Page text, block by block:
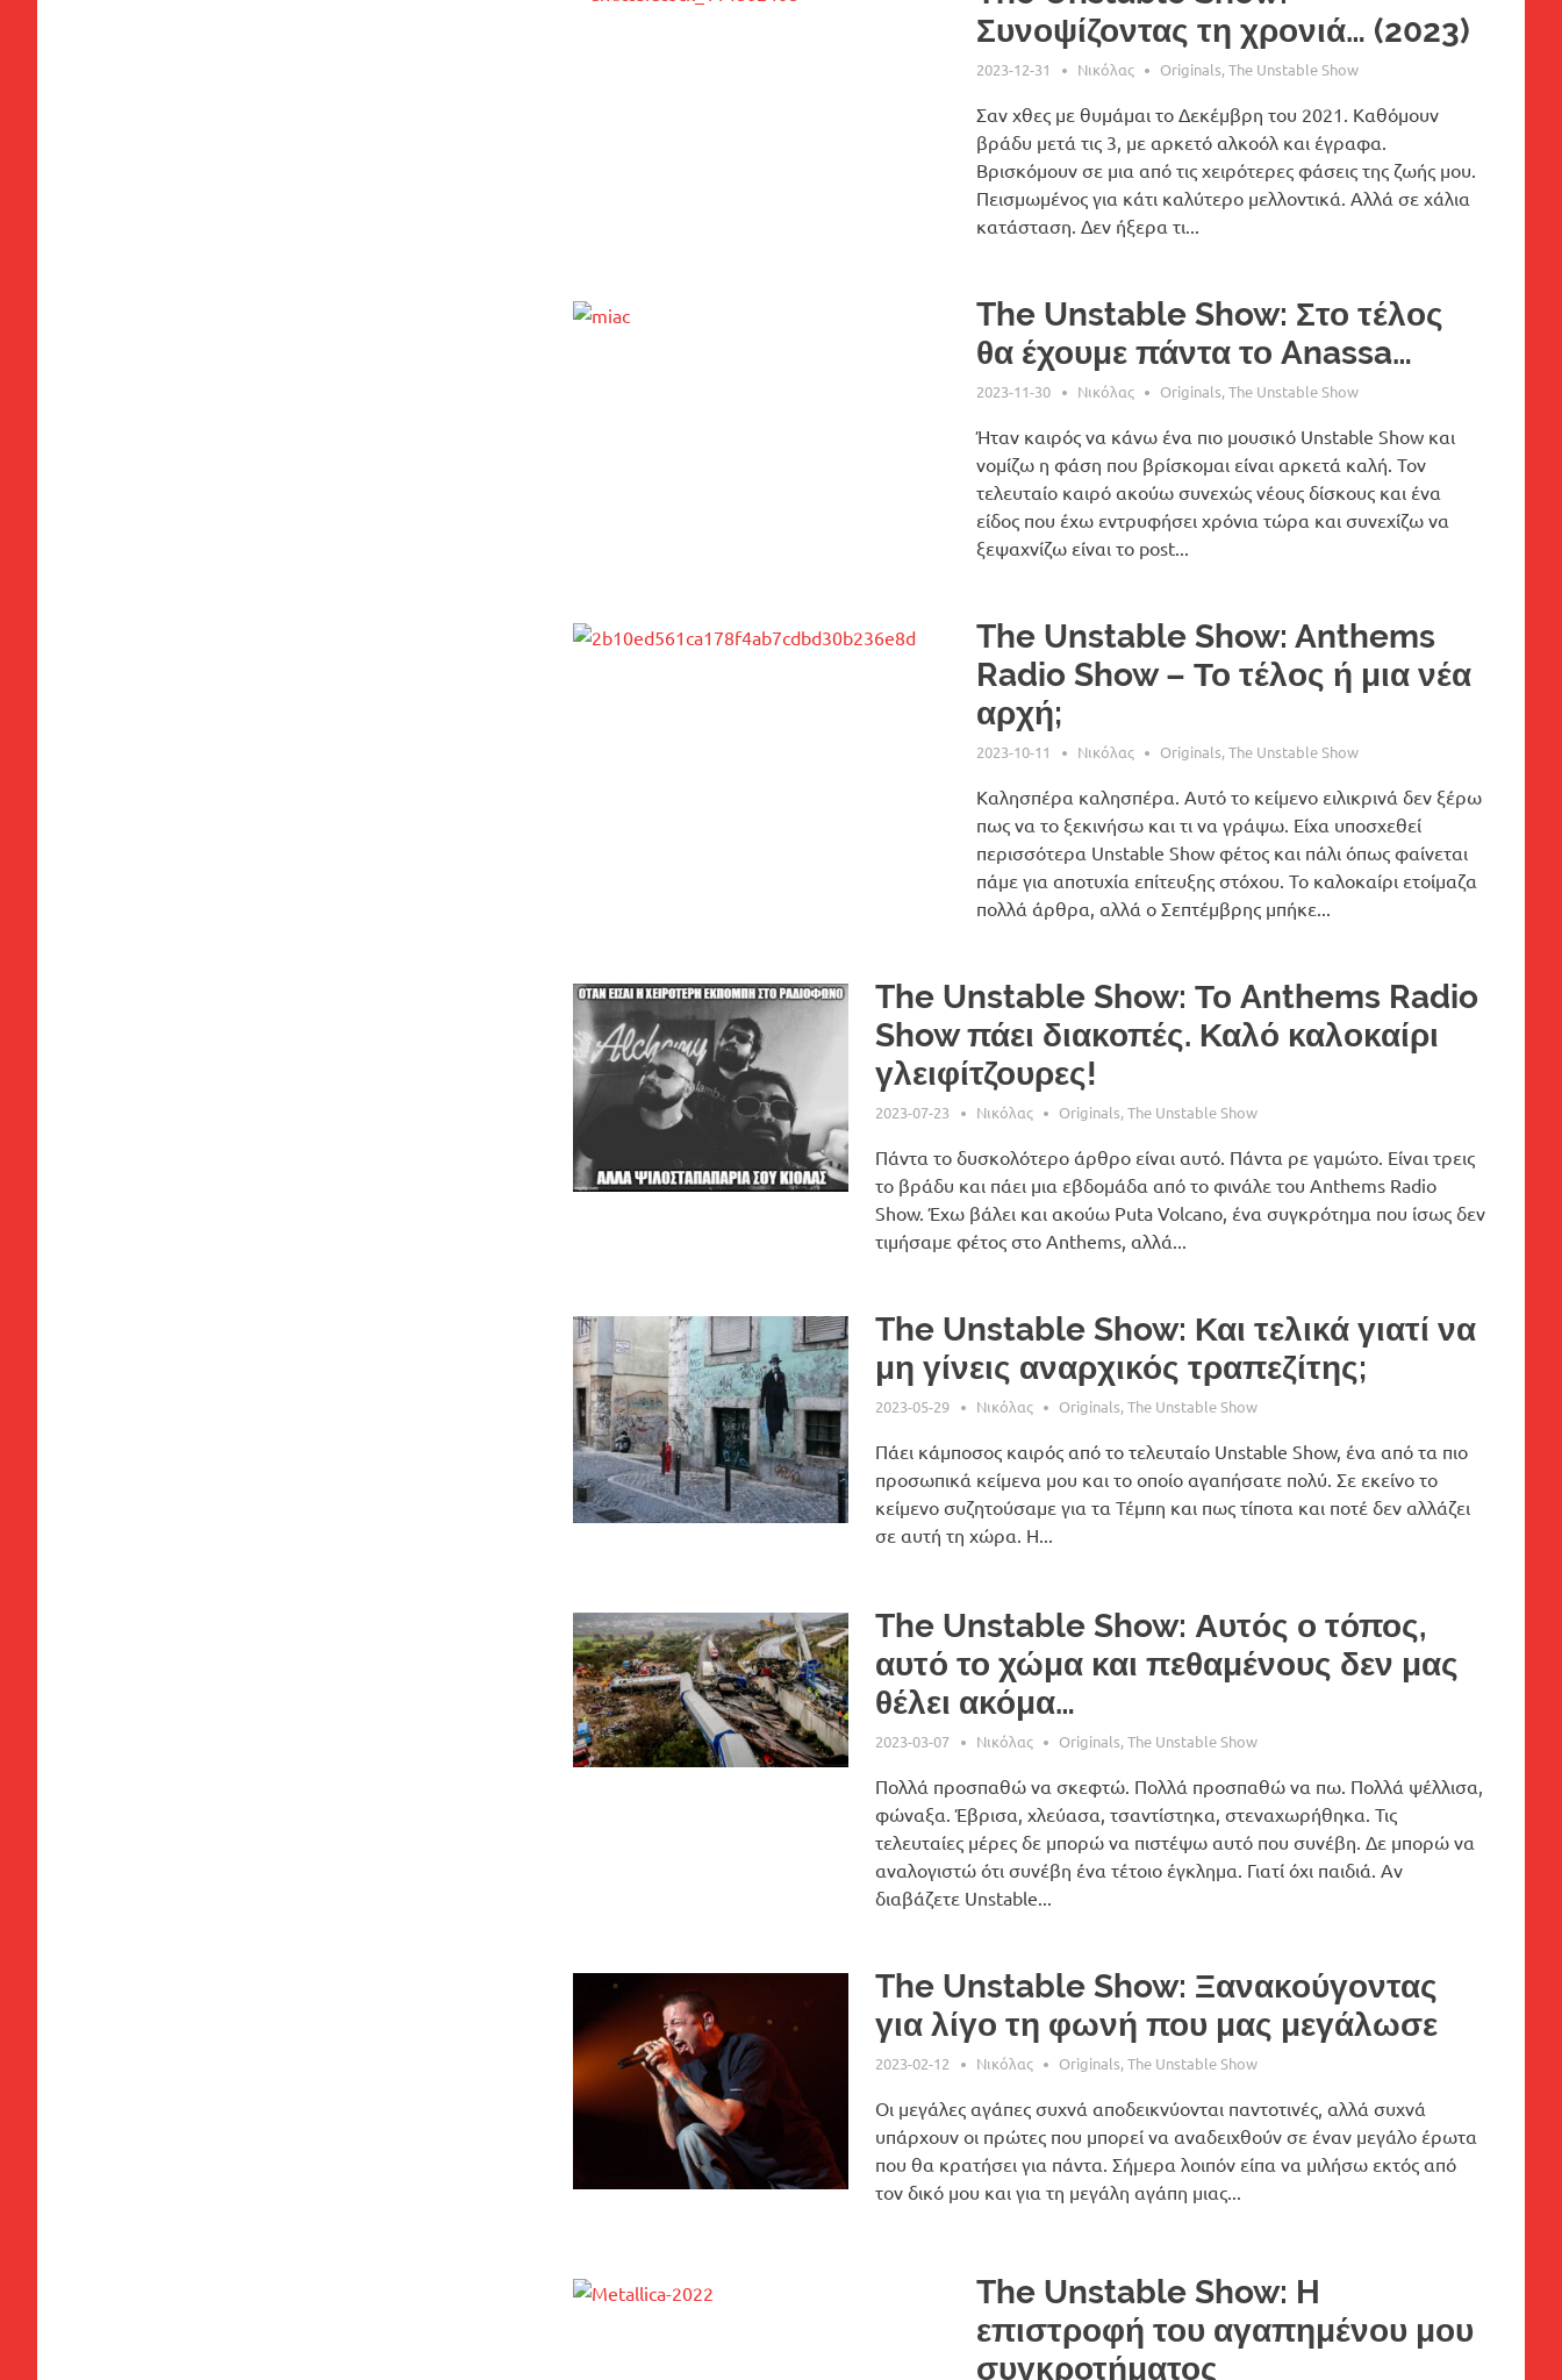
Συνοψίζοντας τη χρονιά… (2023)
2023-12-31 Νικόλας Originals,The Unstable Show
Σαν χθες με θυμάμαι το Δεκέμβρη του 2021. Καθόμουν
βράδυ μετά τις 3, με αρκετό αλκοόλ και έγραφα.
Βρισκόμουν σε μια από τις χειρότερες φάσεις της ζωής μου.
Πεισμωμένος για κάτι καλύτερο μελλοντικά. Αλλά σε χάλια
κατάσταση. Δεν ήξερα τι...
The Unstable Show: Στο τέλος
θα έχουμε πάντα το Anassa…
2023-11-30 Νικόλας Originals,The Unstable Show
Ήταν καιρός να κάνω ένα πιο μουσικό Unstable Show και
νομίζω η φάση που βρίσκομαι είναι αρκετά καλή. Τον
τελευταίο καιρό ακούω συνεχώς νέους δίσκους και ένα
είδος που έχω εντρυφήσει χρόνια τώρα και συνεχίζω να
ξεψαχνίζω είναι το post...
The Unstable Show: Anthems
Radio Show – Το τέλος ή μια νέα
αρχή;
2023-10-11 Νικόλας Originals,The Unstable Show
Kαλησπέρα καλησπέρα. Αυτό το κείμενο ειλικρινά δεν ξέρω
πως να το ξεκινήσω και τι να γράψω. Είχα υποσχεθεί
περισσότερα Unstable Show φέτος και πάλι όπως φαίνεται
πάμε για αποτυχία επίτευξης στόχου. Το καλοκαίρι ετοίμαζα
πολλά άρθρα, αλλά ο Σεπτέμβρης μπήκε...
The Unstable Show: Το Anthems Radio
Show πάει διακοπές. Καλό καλοκαίρι
γλειφίτζουρες!
2023-07-23 Νικόλας Originals,The Unstable Show
Πάντα το δυσκολότερο άρθρο είναι αυτό. Πάντα ρε γαμώτο. Είναι τρεις
το βράδυ και πάει μια εβδομάδα από το φινάλε του Anthems Radio
Show. Έχω βάλει και ακούω Puta Volcano, ένα συγκρότημα που ίσως δεν
τιμήσαμε φέτος στο Anthems, αλλά...
The Unstable Show: Και τελικά γιατί να
μη γίνεις αναρχικός τραπεζίτης;
2023-05-29 Νικόλας Originals,The Unstable Show
Πάει κάμποσος καιρός από το τελευταίο Unstable Show, ένα από τα πιο
προσωπικά κείμενα μου και το οποίο αγαπήσατε πολύ. Σε εκείνο το
κείμενο συζητούσαμε για τα Τέμπη και πως τίποτα και ποτέ δεν αλλάζει
σε αυτή τη χώρα. Η...
The Unstable Show: Αυτός ο τόπος,
αυτό το χώμα και πεθαμένους δεν μας
θέλει ακόμα…
2023-03-07 Νικόλας Originals,The Unstable Show
Πολλά προσπαθώ να σκεφτώ. Πολλά προσπαθώ να πω. Πολλά ψέλλισα,
φώναξα. Έβρισα, χλεύασα, τσαντίστηκα, στεναχωρήθηκα. Τις
τελευταίες μέρες δε μπορώ να πιστέψω αυτό που συνέβη. Δε μπορώ να
αναλογιστώ ότι συνέβη ένα τέτοιο έγκλημα. Γιατί όχι παιδιά. Αν
διαβάζετε Unstable...
The Unstable Show: Ξανακούγοντας
για λίγο τη φωνή που μας μεγάλωσε
2023-02-12 Νικόλας Originals,The Unstable Show
Οι μεγάλες αγάπες συχνά αποδεικνύονται παντοτινές, αλλά συχνά
υπάρχουν οι πρώτες που μπορεί να αναδειχθούν σε έναν μεγάλο έρωτα
που θα κρατήσει για πάντα. Σήμερα λοιπόν είπα να μιλήσω εκτός από
τον δικό μου και για τη μεγάλη αγάπη μιας...
The Unstable Show: H
επιστροφή του αγαπημένου μου
συγκροτήματος